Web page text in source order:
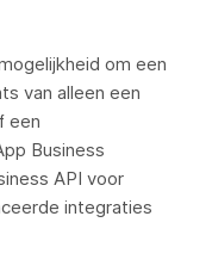
om een
van alleen een
een
Business
API voor
integraties